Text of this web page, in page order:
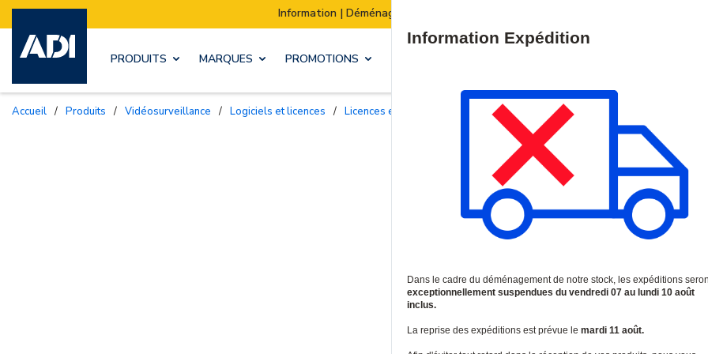
Information | Déménagement de notre stock : Les expéditions seront suspendues du 07 au 10 août
PRODUITS MARQUES PROMOTIONS
Accueil / Produits / Vidéosurveillance / Logiciels et licences / Licences et garanties